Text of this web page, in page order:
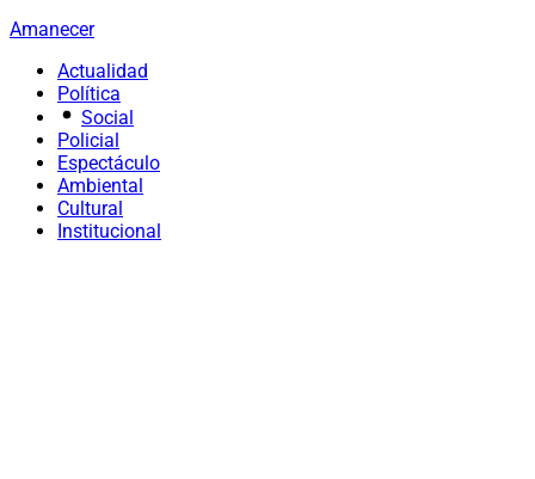
Amanecer
Actualidad
Política
Social
Policial
Espectáculo
Ambiental
Cultural
Institucional